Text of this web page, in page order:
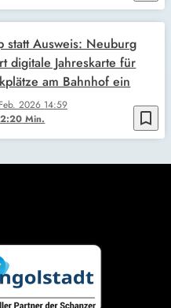
bookmark_border
2026 14:59
Min.
statt Ausweis: Neuburg
digitale Jahreskarte für
am Bahnhof ein